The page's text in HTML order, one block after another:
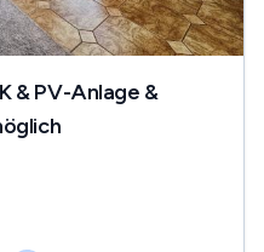
& PV-Anlage &